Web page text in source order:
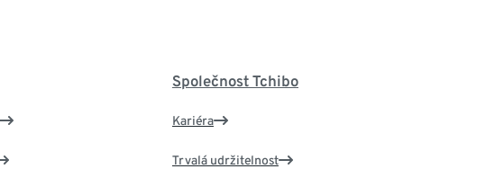
Společnost Tchibo
Kariéra
Trvalá udržitelnost